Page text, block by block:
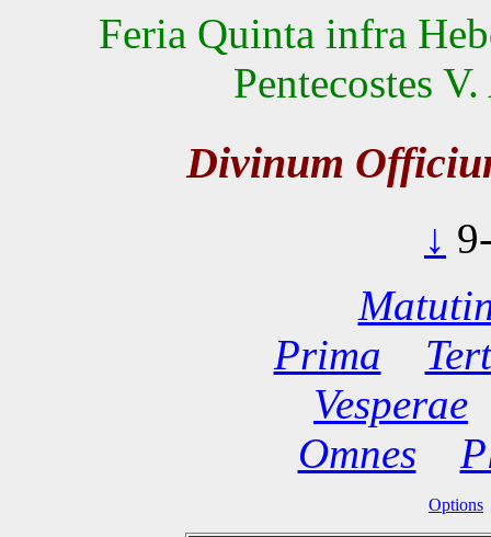
Feria Quinta infra
Pentecostes
Divinum
↓
Prima
Vesperae
Omnes
Options